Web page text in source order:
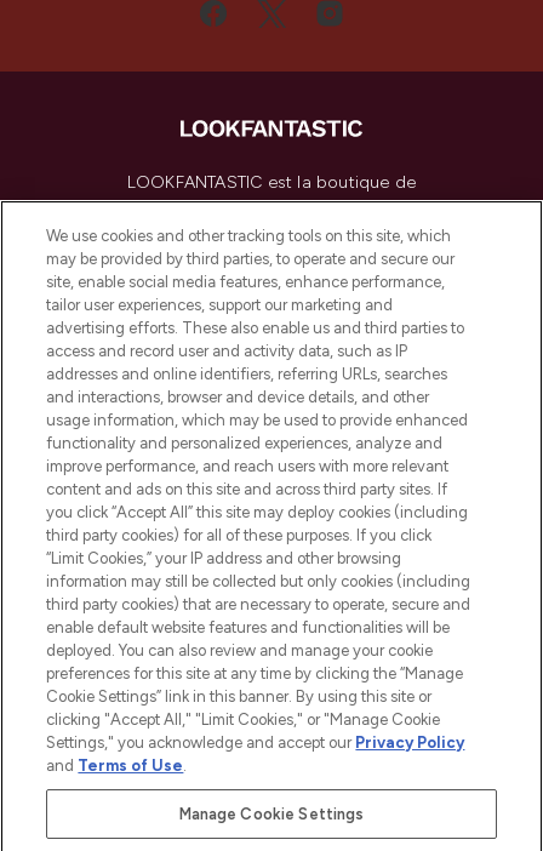
LOOKFANTASTIC est la boutique de
beauté incontournable en Europe,
proposant les meilleurs produits de soins
de la peau, des cheveux et de maquillage
de plus de 200 marques prestigieuses.
Faites vos achats en ligne ou via
l’application, avec la livraison offerte dès
55€ d'achat.
Consentement aux cookies
Do Not Sell or Share My Personal
Information
AIDE ET INFORMATIONS
INFORMATIONS GÉNÉRALES
À PROPOS DE LOOKFANTASTIC
Payer en toute sécurité avec
We use cookies and other tracking tools on this site, which
may be provided by third parties, to operate and secure our
site, enable social media features, enhance performance,
tailor user experiences, support our marketing and
advertising efforts. These also enable us and third parties to
access and record user and activity data, such as IP
addresses and online identifiers, referring URLs, searches
and interactions, browser and device details, and other
usage information, which may be used to provide enhanced
functionality and personalized experiences, analyze and
improve performance, and reach users with more relevant
content and ads on this site and across third party sites. If
you click “Accept All” this site may deploy cookies (including
third party cookies) for all of these purposes. If you click
“Limit Cookies,” your IP address and other browsing
information may still be collected but only cookies (including
third party cookies) that are necessary to operate, secure and
enable default website features and functionalities will be
deployed. You can also review and manage your cookie
preferences for this site at any time by clicking the “Manage
Cookie Settings” link in this banner. By using this site or
clicking "Accept All," "Limit Cookies," or "Manage Cookie
Settings," you acknowledge and accept our Privacy Policy
and Terms of Use.
Manage Cookie Settings